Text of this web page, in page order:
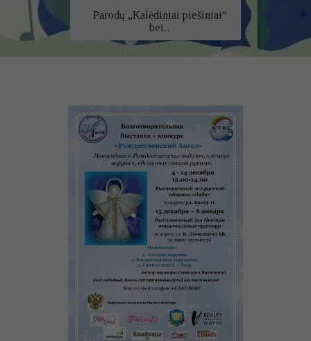
Parodų „Kalėdiniai piešiniai“
bei...